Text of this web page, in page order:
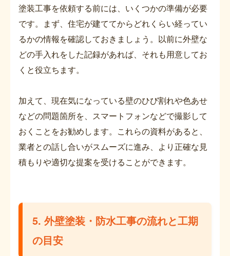
塗装工事を依頼する前には、いくつかの準備が必要
です。まず、住宅が建ててからどれくらい経ってい
るかの情報を確認しておきましょう。以前に外壁な
どの手入れをした記録があれば、それも用意してお
くと役立ちます。
加えて、現在気になっている壁のひび割れや色あせ
などの問題箇所を、スマートフォンなどで撮影して
おくことをお勧めします。これらの資料があると、
業者との話し合いがスムーズに進み、より正確な見
積もりや適切な提案を受けることができます。
5. 外壁塗装・防水工事の流れと工期
の目安